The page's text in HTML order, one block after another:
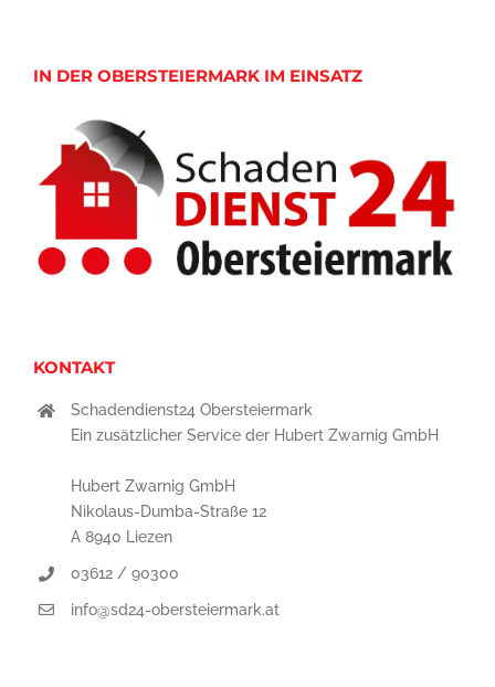
IN DER OBERSTEIERMARK IM EINSATZ
KONTAKT
Schadendienst24 Obersteiermark
Ein zusätzlicher Service der Hubert Zwarnig GmbH
Hubert Zwarnig GmbH
Nikolaus-Dumba-Straße 12
A 8940 Liezen
03612 / 90300
info@sd24-obersteiermark.at